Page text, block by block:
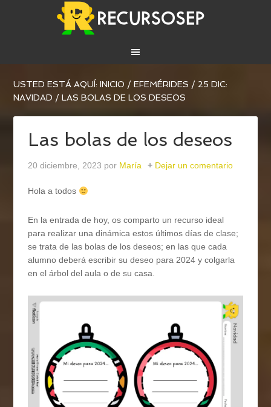
USTED ESTÁ AQUÍ:INICIO / EFEMÉRIDES / 25 DIC:
NAVIDAD / LAS BOLAS DE LOS DESEOS
Las bolas de los deseos
20 diciembre, 2023 por María Dejar un comentario
Hola a todos
En la entrada de hoy, os comparto un recurso ideal
para realizar una dinámica estos últimos días de clase;
se trata de las bolas de los deseos; en las que cada
alumno deberá escribir su deseo para 2024 y colgarla
en el árbol del aula o de su casa.